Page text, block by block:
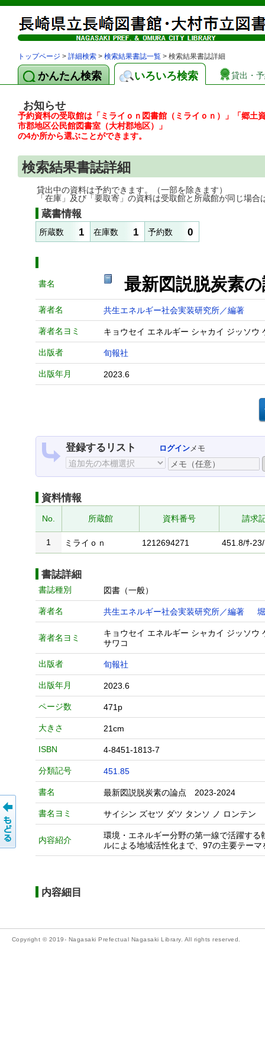
トップページ > 詳細検索 > 検索結果書誌一覧 > 検索結果書誌詳細
かんたん検索 いろいろ検索 貸出・
お知らせ
予約資料の受取館は「ミライｏｎ図書館（ミライｏｎ）」「郷
市郡地区公民館図書室（大村郡地区）」
の4か所から選ぶことができます。
検索結果書誌詳細
貸出中の資料は予約できます。（一部を除きます）
「在庫」及び「要取寄」の資料は受取館と所蔵館が同じ場合
蔵書情報
所蔵数 1 在庫数 1 予約数 0
書名 最新図説脱炭素
著者名 共生エネルギー社会実装研究所／編著
著者名ヨミ キョウセイ エネルギー シャカイ ジッソウ
出版者 旬報社
出版年月 2023.6
登録するリスト ログインメモ
資料情報
No. 所蔵館 資料番号 請求
1 ミライｏｎ 1212694271 451.8/ｻ-23/
書誌詳細
書誌種別 図書（一般）
著者名 共生エネルギー社会実装研究所／編著
著者名ヨミ
キョウセイ エネルギー シャカイ ジッソ
サワコ
出版者 旬報社
出版年月 2023.6
ページ数 471p
大きさ 21cm
ISBN 4-8451-1813-7
分類記号 451.85
書名 最新図説脱炭素の論点 2023-2024
書名ヨミ サイシン ズセツ ダツ タンソ ノ ロンテン
内容紹介
環境・エネルギー分野の第一線で活躍す
ルによる地域活性化まで、97の主要テー
内容細目
Copyright © 2019- Nagasaki Prefectual Nagasaki Library. All rights reserved.